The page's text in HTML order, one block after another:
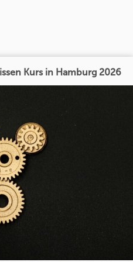
Kurs in Hamburg 2026